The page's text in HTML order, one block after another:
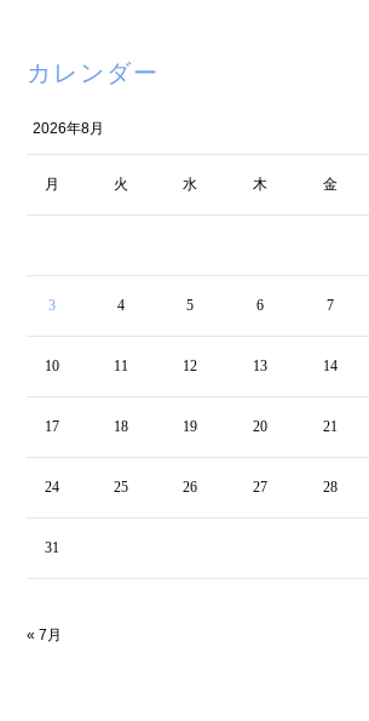
カレンダー
2026年8月
月 火 水 木 金
3 4 5 6 7
10 11 12 13 14
17 18 19 20 21
24 25 26 27 28
31
« 7月